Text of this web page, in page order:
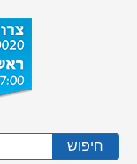
חיפוש